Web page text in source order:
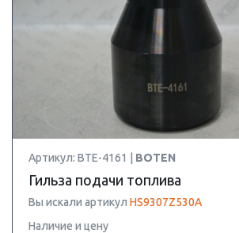
Артикул: BTE-4161 | BOTEN
Гильза подачи топлива
Вы искали артикул HS9307Z530A
Наличие и цену